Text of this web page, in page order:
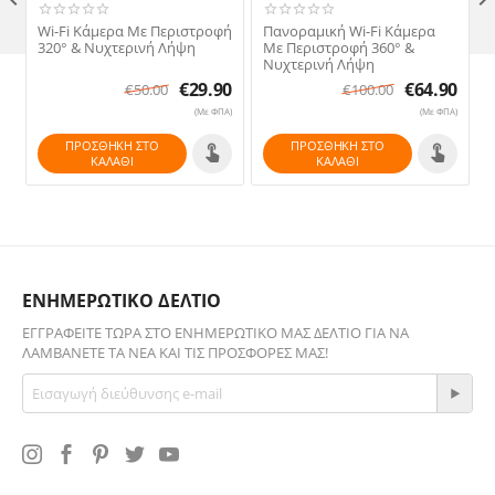
Wi-Fi Κάμερα Με Περιστροφή
320° & Νυχτερινή Λήψη
€50.00 €29.90
(Με ΦΠΑ)
ΠΡΟΣΘΉΚΗ ΣΤΟ
ΚΑΛΆΘΙ
Πανοραμική Wi-Fi Κάμερα
Με Περιστροφή 360° &
Νυχτερινή Λήψη
€100.00 €64.90
(Με ΦΠΑ)
ΠΡΟΣΘΉΚΗ ΣΤΟ
ΚΑΛΆΘΙ
ΕΝΗΜΕΡΩΤΙΚΟ ΔΕΛΤΙΟ
ΕΓΓΡΑΦΕΊΤΕ ΤΏΡΑ ΣΤΟ ΕΝΗΜΕΡΩΤΙΚΌ ΜΑΣ ΔΕΛΤΊΟ ΓΙΑ ΝΑ
ΛΑΜΒΆΝΕΤΕ ΤΑ ΝΈΑ ΚΑΙ ΤΙΣ ΠΡΟΣΦΟΡΈΣ ΜΑΣ!